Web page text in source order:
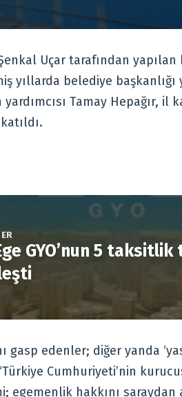
Uçar tarafından yapılan
yıllarda belediye
Tamay Hepağır, il
GYO’nun 5
gasp edenler; diğer yanda
Cumhuriyeti’nin
egemenlik hakkını